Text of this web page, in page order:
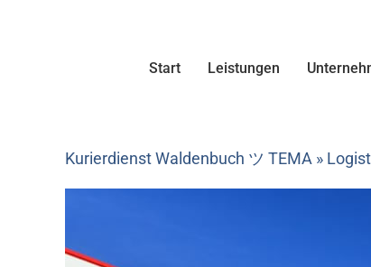
Start Leistungen
Kurierdienst Waldenbuch ツ TEMA »